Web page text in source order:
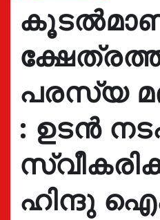
പരസ്യ
: ഉടൻ
ഹിന്ദു